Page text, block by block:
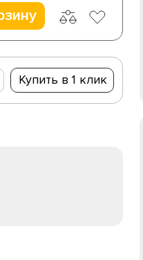
Купить в 1 клик